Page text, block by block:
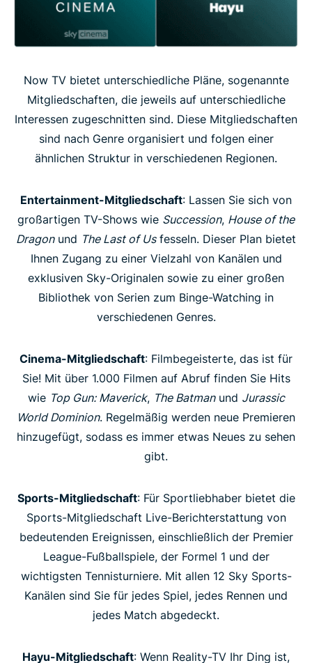
Now TV bietet unterschiedliche Pläne, sogenannte
Mitgliedschaften, die jeweils auf unterschiedliche
Interessen zugeschnitten sind. Diese Mitgliedschaften
sind nach Genre organisiert und folgen einer
ähnlichen Struktur in verschiedenen Regionen.
Entertainment-Mitgliedschaft: Lassen Sie sich von
großartigen TV-Shows wie Succession, House of the
Dragonund The Last of Usfesseln. Dieser Plan bietet
Ihnen Zugang zu einer Vielzahl von Kanälen und
exklusiven Sky-Originalen sowie zu einer großen
Bibliothek von Serien zum Binge-Watching in
verschiedenen Genres.
Cinema-Mitgliedschaft: Filmbegeisterte, das ist für
Sie! Mit über 1.000 Filmen auf Abruf finden Sie Hits
wie Top Gun: Maverick, The Batmanund Jurassic
World Dominion. Regelmäßig werden neue Premieren
hinzugefügt, sodass es immer etwas Neues zu sehen
gibt.
Sports-Mitgliedschaft: Für Sportliebhaber bietet die
Sports-Mitgliedschaft Live-Berichterstattung von
bedeutenden Ereignissen, einschließlich der Premier
League-Fußballspiele, der Formel 1 und der
wichtigsten Tennisturniere. Mit allen 12 Sky Sports-
Kanälen sind Sie für jedes Spiel, jedes Rennen und
jedes Match abgedeckt.
Hayu-Mitgliedschaft: Wenn Reality-TV Ihr Ding ist,